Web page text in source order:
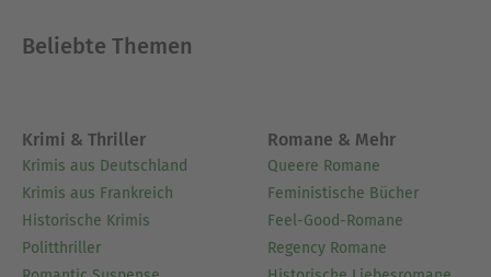
Beliebte Themen
Krimi & Thriller
Krimis aus Deutschland
Krimis aus Frankreich
Historische Krimis
Politthriller
Romane & Mehr
Queere Romane
Feministische Bücher
Feel-Good-Romane
Regency Romane